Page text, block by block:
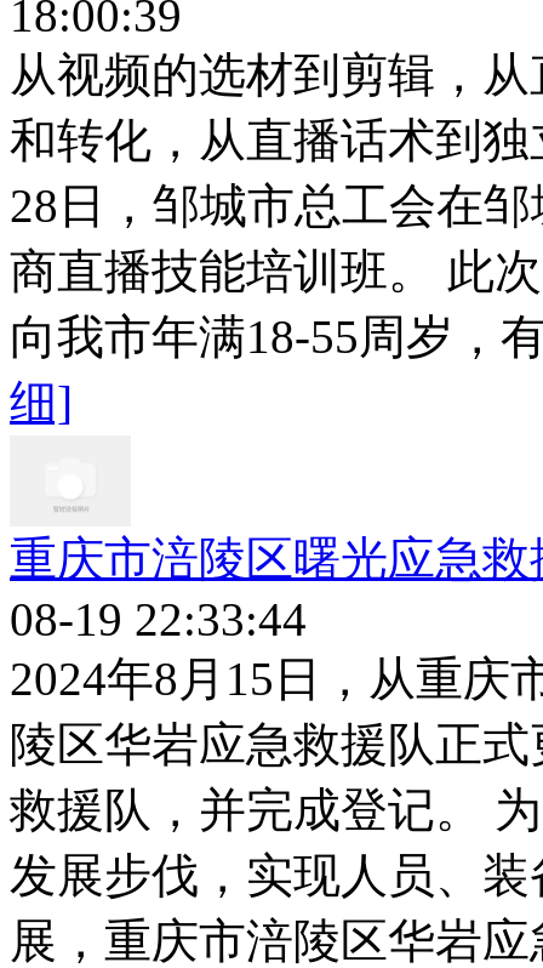
18:00:39
从视频的选材到剪辑，
和转化，从直播话术到
28日，邹城市总工会在
商直播技能培训班。 此
向我市年满18-55周岁，
细]
重庆市涪陵区曙光应急
08-19 22:33:44
2024年8月15日，从重庆
陵区华岩应急救援队正
救援队，并完成登记。
发展步伐，实现人员、
展，重庆市涪陵区华岩